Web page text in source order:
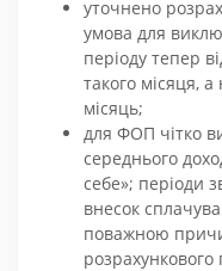
уточнено
умова для
періоду тепер
такого місяця,
місяць;
для ФОП чітко
середнього
себе»; періоди
внесок
поважною
розрахункового